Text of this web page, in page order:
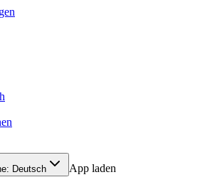
: Deutsch
App laden